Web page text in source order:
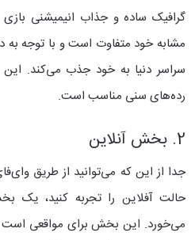
گرافیک ساده و جذاب انیمیشنی
مشابه خود متفاوت است و با توجه به
سراسر دنیا به خود جذب می‌کند. این
رده‌های سنی مناسب است.
2. بخش آنلاین
جدا از این که می‌توانید از طریق
حالت آفلاین را تجربه کنید، یک
می‌خورد. این بخش برای مواقعی است